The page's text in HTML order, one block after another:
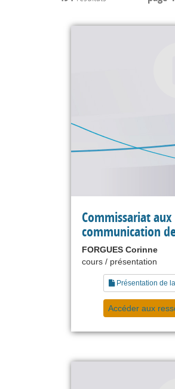
Commissariat aux
communication
FORGUES Corinne
cours / présentation
Présentation de
Accéder aux